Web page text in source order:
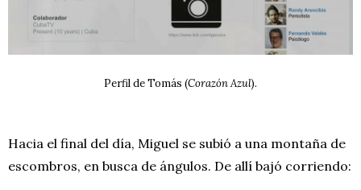
Perfil de Tomás (Corazón Azul).
Hacia el final del día, Miguel se subió a una montaña de
escombros, en busca de ángulos. De allí bajó corriendo: